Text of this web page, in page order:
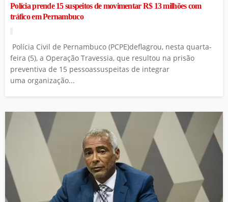
Polícia prende 15 suspeitos de movimentar R$ 13 milhões com
tráfico em Pernambuco
Polícia Civil de Pernambuco (PCPE)deflagrou, nesta quarta-
feira (5), a Operação Travessia, que resultou na prisão
preventiva de 15 pessoassuspeitas de integrar
uma organização...